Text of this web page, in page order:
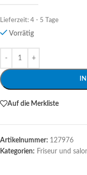
Lieferzeit: 4 - 5 Tage
Vorrätig
Alternative:
Auf die Merkliste
Artikelnummer: 127976
Kategorien: Friseur und